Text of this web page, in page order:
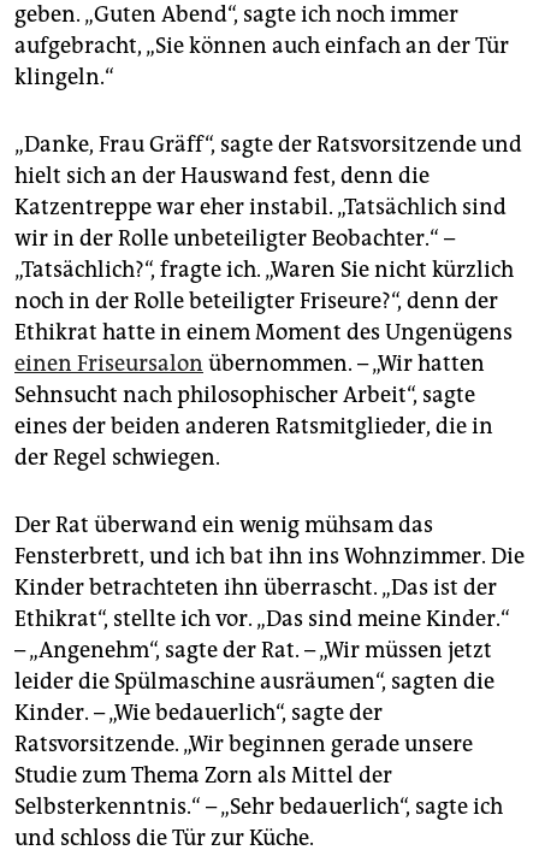
geben. „Guten Abend“, sagte ich noch immer
aufgebracht, „Sie können auch einfach an der Tür
klingeln.“
„Danke, Frau Gräff“, sagte der Ratsvorsitzende und
hielt sich an der Hauswand fest, denn die
Katzentreppe war eher instabil. „Tatsächlich sind
wir in der Rolle unbeteiligter Beobachter.“ –
„Tatsächlich?“, fragte ich. „Waren Sie nicht kürzlich
noch in der Rolle beteiligter Friseure?“, denn der
Ethikrat hatte in einem Moment des Ungenügens
einen Friseursalon übernommen. – „Wir hatten
Sehnsucht nach philosophischer Arbeit“, sagte
eines der beiden anderen Ratsmitglieder, die in
der Regel schwiegen.
Der Rat überwand ein wenig mühsam das
Fensterbrett, und ich bat ihn ins Wohnzimmer. Die
Kinder betrachteten ihn überrascht. „Das ist der
Ethikrat“, stellte ich vor. „Das sind meine Kinder.“
– „Angenehm“, sagte der Rat. – „Wir müssen jetzt
leider die Spülmaschine ausräumen“, sagten die
Kinder. – „Wie bedauerlich“, sagte der
Ratsvorsitzende. „Wir beginnen gerade unsere
Studie zum Thema Zorn als Mittel der
Selbsterkenntnis.“ – „Sehr bedauerlich“, sagte ich
und schloss die Tür zur Küche.